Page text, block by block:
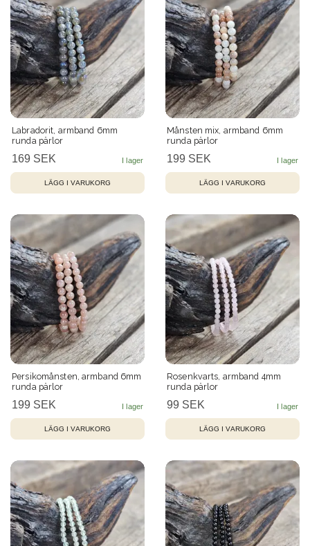
Labradorit, armband 6mm
runda pärlor
169 SEK
Månsten mix, armband 6mm
runda pärlor
199 SEK
Persikomånsten, armband 6mm
runda pärlor
199 SEK
Rosenkvarts, armband 4mm
runda pärlor
99 SEK